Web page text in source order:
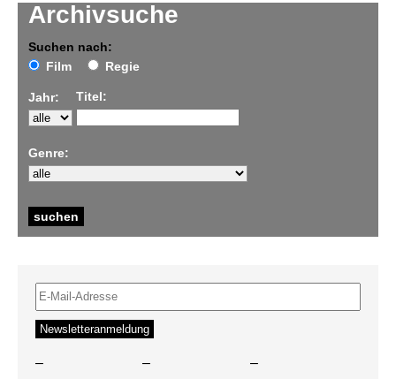
Archivsuche
Suchen nach:
Film
Regie
Jahr: Titel:
Genre:
– – –